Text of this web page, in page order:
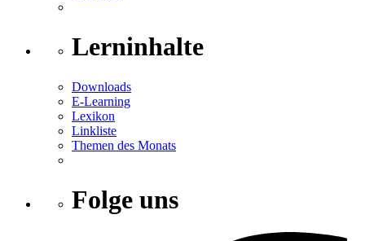
Lerninhalte
Downloads
E-Learning
Lexikon
Linkliste
Themen des Monats
Folge uns